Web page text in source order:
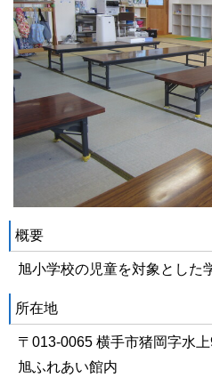
概要
旭小学校の児童を対象とした
所在地
〒013-0065 横手市猪岡字水
旭ふれあい館内